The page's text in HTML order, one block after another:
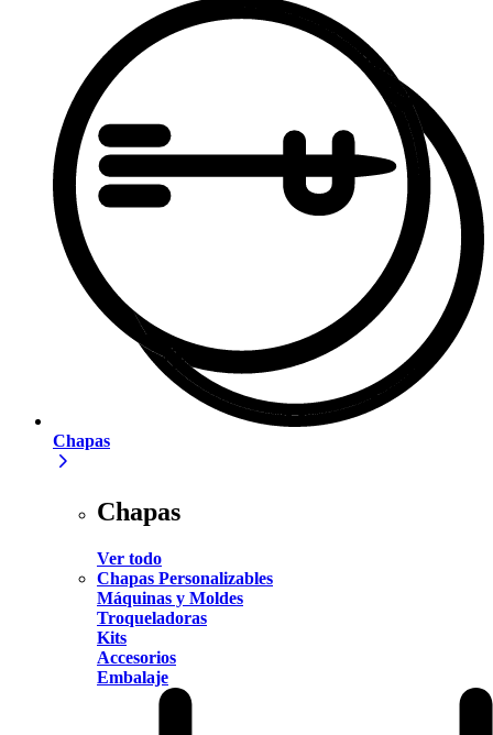
Chapas
Chapas
Ver todo
Chapas Personalizables
Máquinas y Moldes
Troqueladoras
Kits
Accesorios
Embalaje